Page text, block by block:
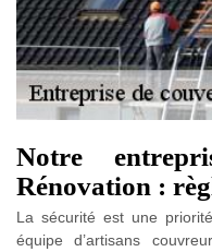
Notre
Rénovation :
La sécurité est une
équipe d’artisans